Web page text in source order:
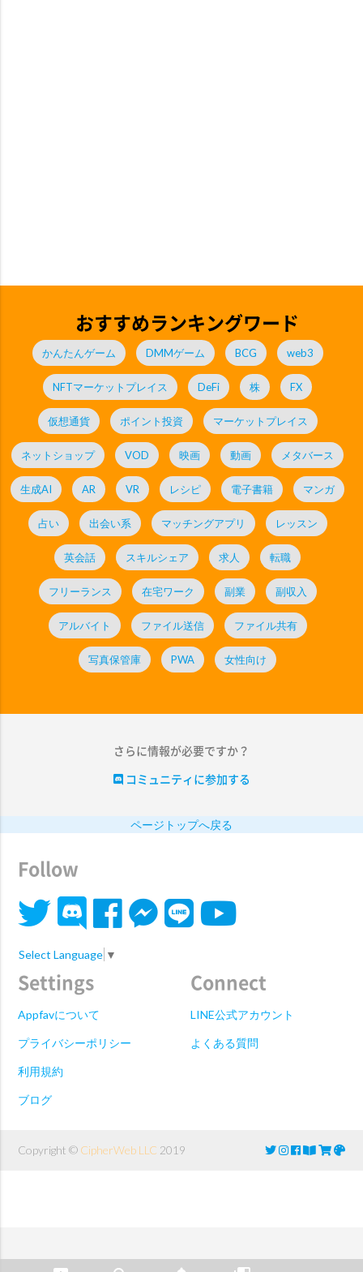
おすすめランキングワード
かんたんゲーム DMMゲーム BCG web3
NFTマーケットプレイス DeFi 株 FX
仮想通貨 ポイント投資 マーケットプレイス
ネットショップ VOD 映画 動画 メタバース
生成AI AR VR レシピ 電子書籍 マンガ
占い 出会い系 マッチングアプリ レッスン
英会話 スキルシェア 求人 転職
フリーランス 在宅ワーク 副業 副収入
アルバイト ファイル送信 ファイル共有
写真保管庫 PWA 女性向け
さらに情報が必要ですか？
コミュニティに参加する
ページトップへ戻る
Follow
Select Language ▼
Settings
Appfavについて
プライバシーポリシー
利用規約
ブログ
Connect
LINE公式アカウント
よくある質問
Copyright © CipherWeb LLC 2019